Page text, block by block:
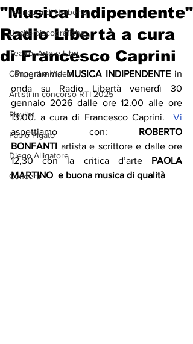
I concerti di Umberto
Uscite discografiche
Teatro, Arte e Libri
Concerti e Video
Artisti in concorso RTI 2025
Playlist
Fabio Pigato
Diego Alligatore
Concerti
"Musica Indipendente"
Radio Libertà a cura
di Francesco Caprini
Programma MUSICA INDIPENDENTE in
onda su Radio Libertà venerdì 30
gennaio 2026 dalle ore 12.00 alle ore
13.00. a cura di Francesco Caprini.
  Vi
aspettiamo con: ROBERTO
BONFANTI artista e scrittore e dalle ore
12,30 con la critica d’arte PAOLA
MARTINO  e buona musica di qualità